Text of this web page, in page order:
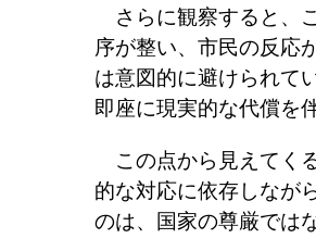
さらに観察すると、
序が整い、市民の反応
は意図的に避けられて
即座に現実的な代償を
この点から見えてく
的な対応に依存しなが
のは、国家の尊厳では